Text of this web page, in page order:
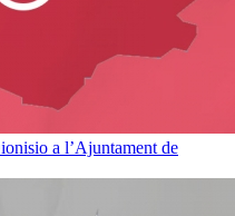
a l’Ajuntament de